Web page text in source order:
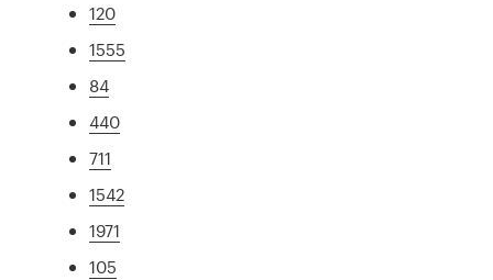
120
1555
84
440
711
1542
1971
105